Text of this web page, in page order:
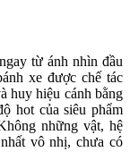
từ ánh nhìn đầu
xe được chế tác
huy hiệu cánh bằng
hot của siêu phẩm
những vật, hệ
vô nhị, chưa có